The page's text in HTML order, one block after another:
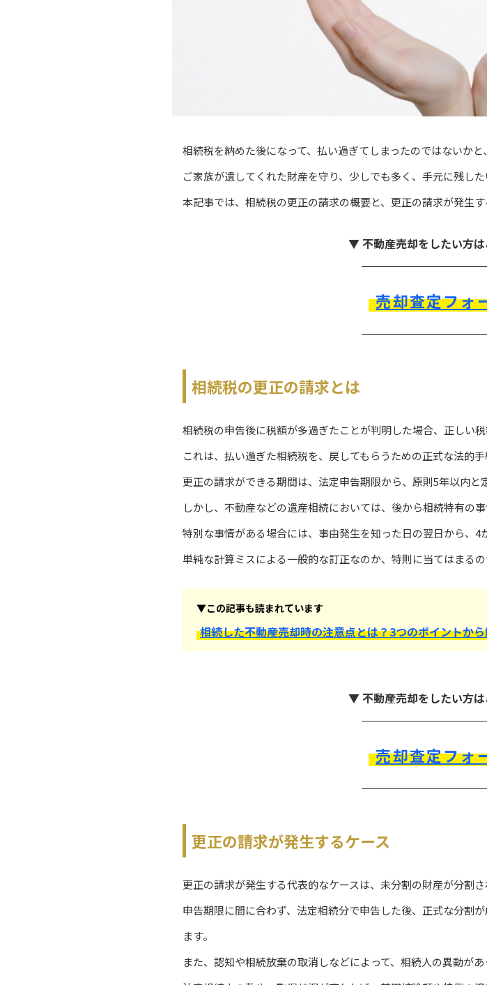
相続税を納めた後になって、払い過ぎてしまったのではないかと
ご家族が遺してくれた財産を守り、少しでも多く、手元に残し
本記事では、相続税の更正の請求の概要と、更正の請求が発生す
▼ 不動産売却をしたい方
売却査定フォ
相続税の更正の請求とは
相続税の申告後に税額が多過ぎたことが判明した場合、正しい
これは、払い過ぎた相続税を、戻してもらうための正式な法的手
更正の請求ができる期間は、法定申告期限から、原則5年以内と
しかし、不動産などの遺産相続においては、後から相続特有の
特別な事情がある場合には、事由発生を知った日の翌日から、4
単純な計算ミスによる一般的な訂正なのか、特則に当てはまる
▼この記事も読まれています
相続した不動産売却時の注意点とは？3つのポイントか
▼ 不動産売却をしたい方
売却査定フォ
更正の請求が発生するケース
更正の請求が発生する代表的なケースは、未分割の財産が分割さ
申告期限に間に合わず、法定相続分で申告した後、正式な分割
ます。
また、認知や相続放棄の取消しなどによって、相続人の異動があ